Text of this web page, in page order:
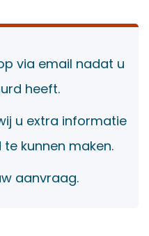
via email nadat u
heeft.
u extra informatie
kunnen maken.
aanvraag.